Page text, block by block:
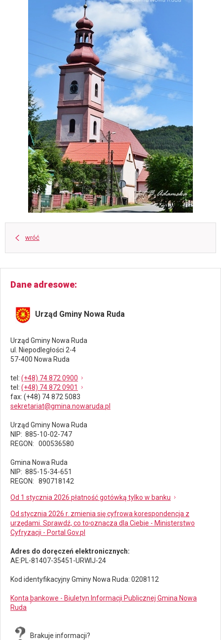
wróć
Dane adresowe
Urząd Gminy Nowa Ruda
Urząd Gminy Nowa Ruda
ul. Niepodległości 2-4
57-400 Nowa Ruda
tel : (+48) 74 872 0900
tel : (+48) 74 872 0901
fax: (+48) 74 872 5083
sekretariat@gmina.nowaruda.pl
Urząd Gminy Nowa Ruda
NIP: 885-10-02-747
REGON: 000536580
Gmina Nowa Ruda
NIP: 885-15-34-651
REGON: 890718142
Od 1 stycznia 2026 płatność gotówką tylko w banku
Od stycznia 2026 r. zmienia się cyfrowa korespondencja z
urzędami. Sprawdź, co to oznacza dla Ciebie - Ministerstwo
Cyfryzacji - Portal Gov.pl
Adres do doręczeń elektronicznych:
AE:PL-81407-35451-URWIJ-24
Kod identyfikacyjny Gminy Nowa Ruda: 0208112
Konta bankowe - Biuletyn Informacji Publicznej Gmina Nowa
Ruda
Brakuje informacji?